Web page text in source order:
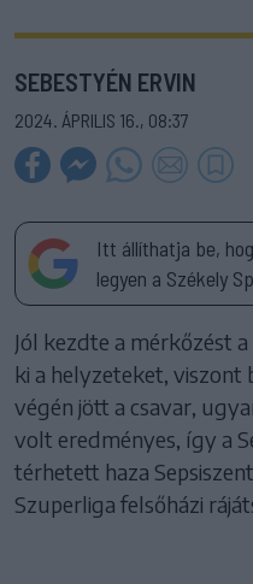
SEBESTYÉN ERVIN
2024. ÁPRILIS 16., 08:37
Itt állíthatja be,
legyen a Székely
Jól kezdte a mérkőzést
ki a helyzeteket, viszont
végén jött a csavar,
volt eredményes, így a
térhetett haza
Szuperliga felsőházi